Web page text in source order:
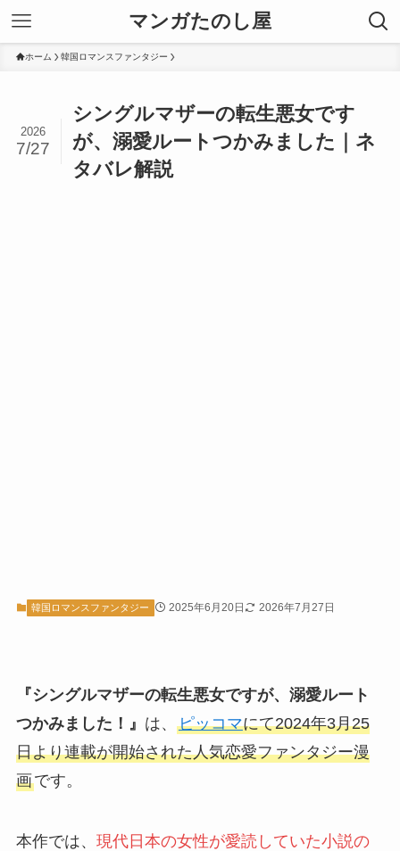
マンガたのし屋
ホーム 韓国ロマンスファンタジー
シングルマザーの転生悪女です
が、溺愛ルートつかみました｜ネ
タバレ解説
2026
7/27
韓国ロマンスファンタジー 2025年6月20日 2026年7月27日
『シングルマザーの転生悪女ですが、溺愛ルート
つかみました！』 は、 ピッコマにて2024年3月25
日より連載が開始された人気恋愛ファンタジー漫
画です。
本作では、 現代日本の女性が愛読していた小説の